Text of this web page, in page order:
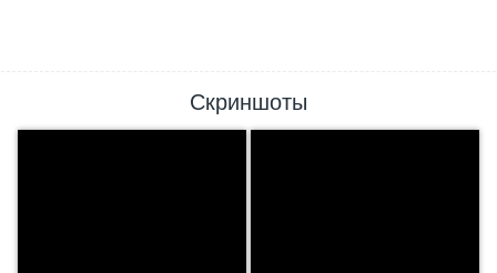
Скриншоты